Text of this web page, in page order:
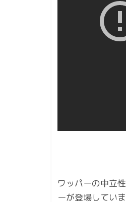
ワッパーの中立
ーが登場してい